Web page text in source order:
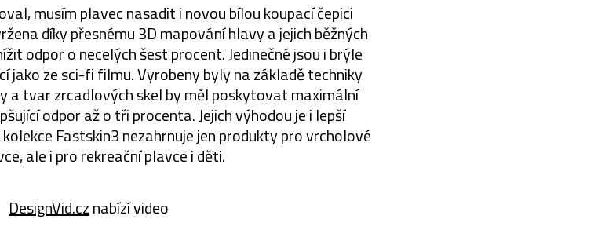
musím plavec nasadit i novou bílou koupací čepici
díky přesnému 3D mapování hlavy a jejich běžných
odpor o necelých šest procent. Jedinečné jsou i brýle
jako ze sci-fi filmu. Vyrobeny byly na základě techniky
a tvar zrcadlových skel by měl poskytovat maximální
odpor až o tři procenta. Jejich výhodou je i lepší
Fastskin3 nezahrnuje jen produkty pro vrcholové
ale i pro rekreační plavce i děti.
DesignVid.cznabízí video